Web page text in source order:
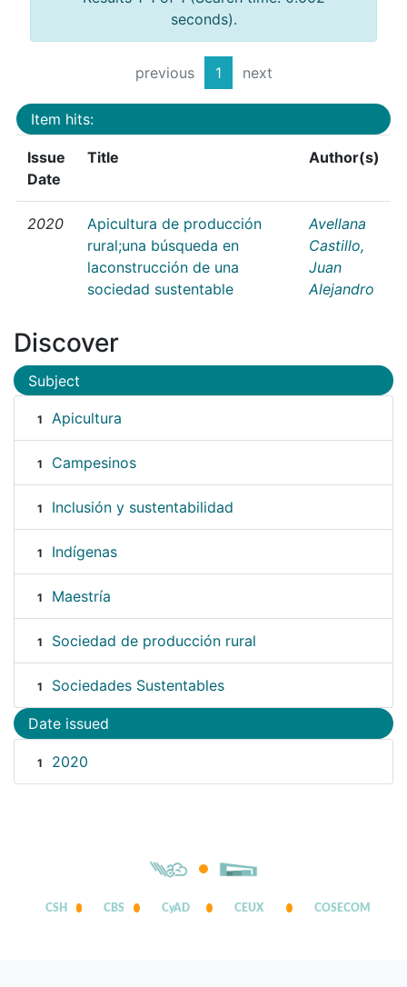
seconds).
previous 1 next
Item hits:
Issue
Date
Title Author(s)
2020
Apicultura de producción
rural;una búsqueda en
laconstrucción de una
sociedad sustentable
Avellana
Castillo,
Juan
Alejandro
Discover
Subject
1 Apicultura
1 Campesinos
1 Inclusión y sustentabilidad
1 Indígenas
1 Maestría
1 Sociedad de producción rural
1 Sociedades Sustentables
Date issued
1 2020
CSH CBS CyAD CEUX COSECOM